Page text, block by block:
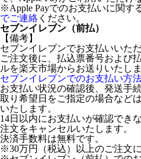
※Apple Payでのお支払いに関す
でご連絡 ください。
セブンイレブン（前払）
【備考】
セブンイレブンでお支払いいただ
ご注文後に、払込票番号および
ルを楽天市場からお送りいたしま
セブンイレブンでのお支払い方
お支払い状況の確認後、発送手
取り希望日をご指定の場合など
いたします。
14日以内にお支払いが確認でき
注文をキャンセルいたします。
決済手数料は無料です。
※30万円（税込）以上のご注文